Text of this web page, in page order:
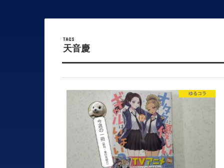
天音慶
ゆるコラ